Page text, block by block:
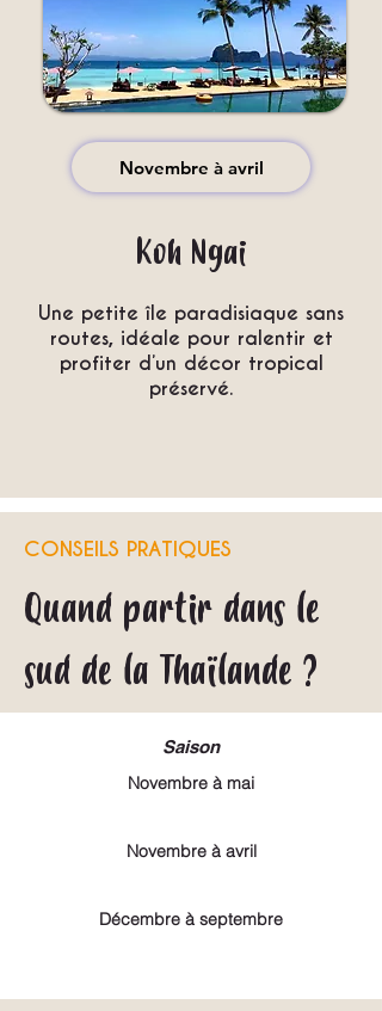
Novembre à avril
Koh Ngai
Une petite île paradisiaque sans
routes, idéale pour ralentir et
profiter d’un décor tropical
préservé.
CONSEILS PRATIQUES
Quand partir dans le
sud de la Thaïlande ?
Saison
Novembre à mai
Novembre à avril
Décembre à septembre